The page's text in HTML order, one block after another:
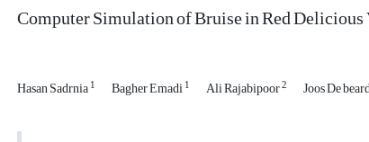
Computer Simulation of Bruise in Red
Hasan Sadrnia1 Bagher Emadi1 Ali Rajabipoor2 Joos De